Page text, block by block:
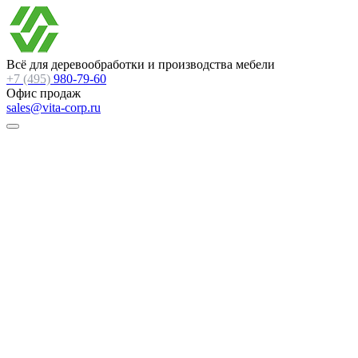
Всё для деревообработки и производства мебели
+7 (495) 980-79-60
Офис продаж
sales@vita-corp.ru